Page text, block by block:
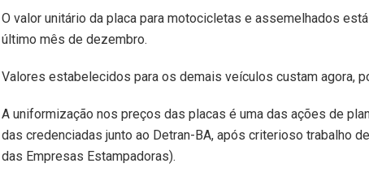
O valor unitário da placa para motocicletas e assemelhados
último mês de dezembro.
Valores estabelecidos para os demais veículos custam agora,
A uniformização nos preços das placas é uma das ações de
das credenciadas junto ao Detran-BA, após criterioso trabalho
das Empresas Estampadoras).